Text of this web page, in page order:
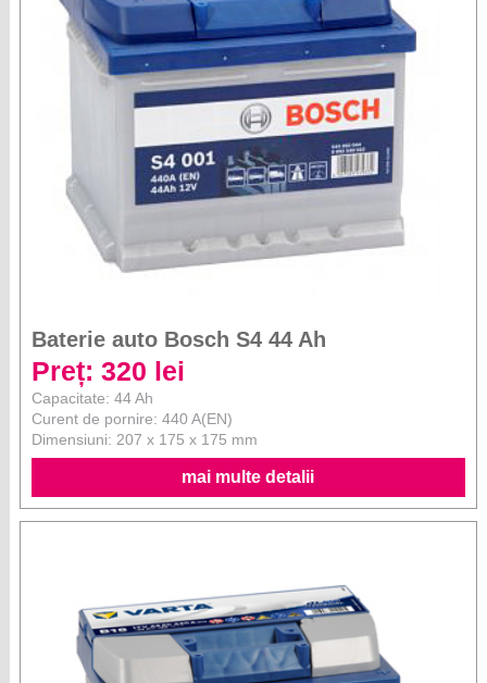
Baterie auto Bosch S4 44 Ah
Preț: 320 lei
Capacitate: 44 Ah
Curent de pornire: 440 A(EN)
Dimensiuni: 207 x 175 x 175 mm
mai multe detalii